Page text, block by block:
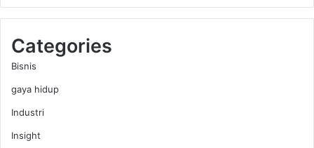
Categories
Bisnis
gaya hidup
Industri
Insight